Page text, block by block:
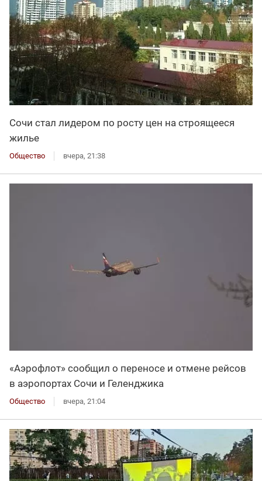
Сочи стал лидером по росту цен на строящееся
жилье
Общество вчера, 21:38
«Аэрофлот» сообщил о переносе и отмене рейсов
в аэропортах Сочи и Геленджика
Общество вчера, 21:04